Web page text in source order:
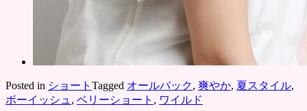
Posted in ショート Tagged オールバック, 爽やか, 夏スタイル,
ボーイッシュ , ベリーショート , ワイルド